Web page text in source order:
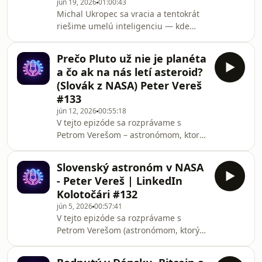
3D skenovanie a digitalizácia budov
jún 19, 202601:00:43
Michal Ukropec sa vracia a tentokrát
riešime umelú inteligenciu — kde
prepúšťania v Big Tech cez
robotizáciu európskych fabrík až po
to, prečo AI v obchode zatiaľ
nefunguje tak, ako sľubuje.Partneri
epizódy:www.infotech.sk – informačné
systémy pre firmywww.ingos3d.sk –
3D skenovanie a digitalizácia budov
Prečo Pluto už nie je planéta
a čo ak na nás letí asteroid?
(Slovák z NASA) Peter Vereš
#133
jún 12, 202600:55:18
V tejto epizóde sa rozprávame s
Petrom Verešom – astronómom, ktorý
čo sa stane keď na nás letí asteroid,
prečo Pluto už nie je planéta, a čo je
záhadný medzihviezdny objekt 3I
Atlas, ktorý nedávno preletel naším
slnečným
systémom.Sponzori:www.infotech.sk –
informačné systémy pre
firmywww.ingos3d.sk – 3D skenovanie
Slovenský astronóm v NASA
- Peter Vereš | LinkedIn
Kolotočári #132
jún 5, 202600:57:41
V tejto epizóde sa rozprávame s
Petrom Verešom (astronómom, ktorý